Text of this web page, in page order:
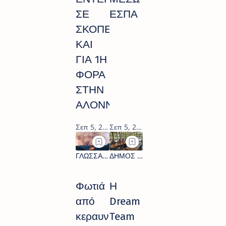
ΣΕ
ΣΚΟΠΕΛΟ
ΚΑΙ
ΓΙΑ 1Η
ΦΟΡΑ
ΣΤΗΝ
ΑΛΟΝΝΗΣΟ
ΕΣΠΑ
Φωτιά
από
κεραυνό
Η
Dream
Team